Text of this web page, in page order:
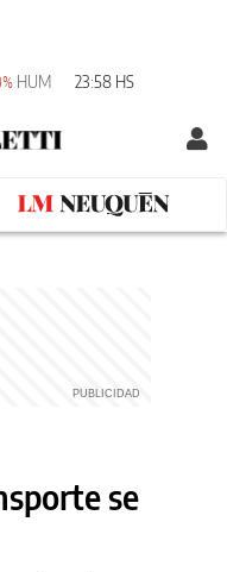
HUM 23:58 HS
se